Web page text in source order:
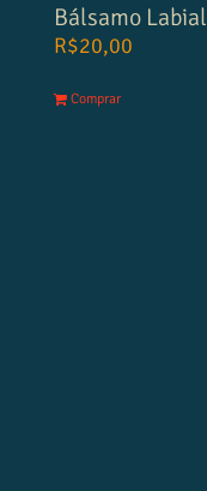
Bálsamo Labial
R$20,00
Comprar